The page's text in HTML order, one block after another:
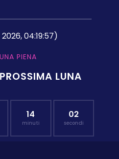
04:19:57)
PIENA
LUNA
14
minuti
01
secondi